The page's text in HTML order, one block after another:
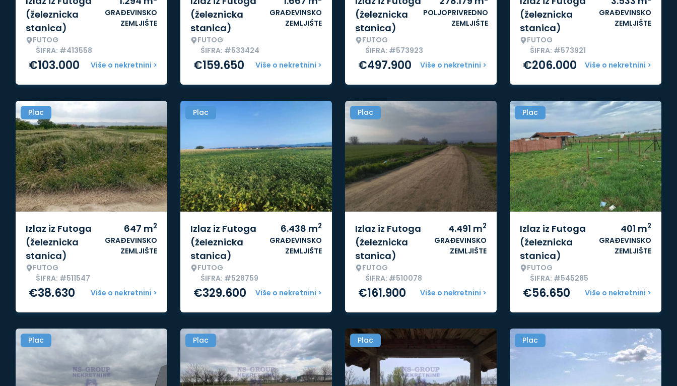
(železnicka
stanica)
FUTOG
ŠIFRA: #413558
GRAĐEVINSKO
ZEMLJIŠTE
Više o nekretnini >
€103.000
(železnicka
stanica)
FUTOG
ŠIFRA: #533424
GRAĐEVINSKO
ZEMLJIŠTE
Više o nekretnini >
€159.650
(železnicka
stanica)
FUTOG
ŠIFRA: #573923
POLJOPRIVREDNO
ZEMLJIŠTE
Više o nekretnini >
€497.900
(železnicka
stanica)
FUTOG
ŠIFRA: #573921
GRAĐEVINSKO
ZEMLJIŠTE
Više o nekretnini >
€206.000
Plac
Izlaz iz Futoga
(železnicka
stanica)
FUTOG
ŠIFRA: #511547
647 m2
GRAĐEVINSKO
ZEMLJIŠTE
Više o nekretnini >
€38.630
Plac
Izlaz iz Futoga
(železnicka
stanica)
FUTOG
ŠIFRA: #528759
6.438 m2
GRAĐEVINSKO
ZEMLJIŠTE
Više o nekretnini >
€329.600
Plac
Izlaz iz Futoga
(železnicka
stanica)
FUTOG
ŠIFRA: #510078
4.491 m2
GRAĐEVINSKO
ZEMLJIŠTE
Više o nekretnini >
€161.900
Plac
Izlaz iz Futoga
(železnicka
stanica)
FUTOG
ŠIFRA: #545285
401 m2
GRAĐEVINSKO
ZEMLJIŠTE
Više o nekretnini >
€56.650
Plac Plac Plac Plac